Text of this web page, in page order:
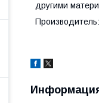
другими